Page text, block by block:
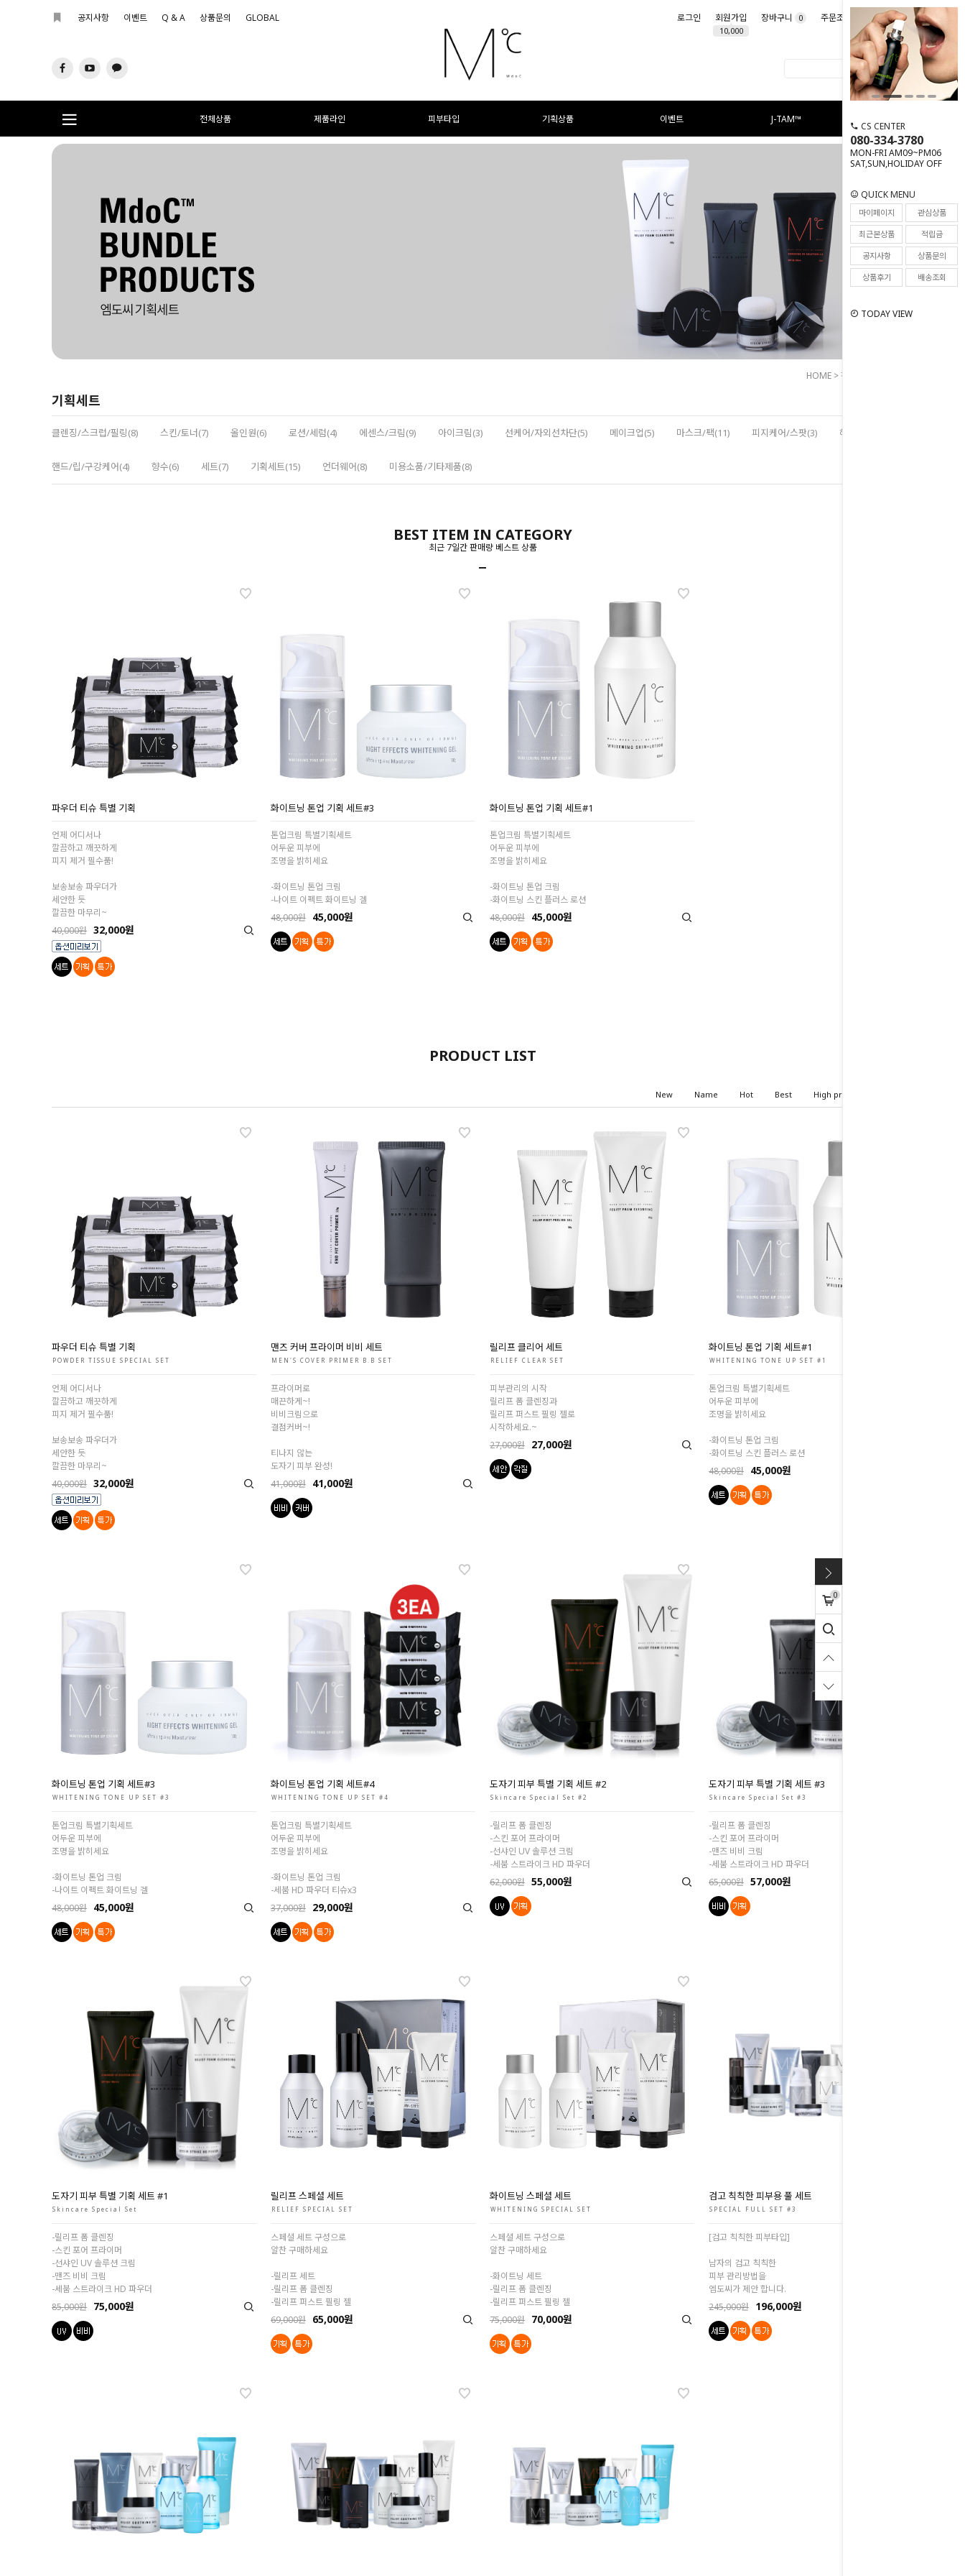
공지사항 이벤트 Q & A 상품문의 GLOBAL 로그인 회원가입
10,000
장바구니 0 주문조회 마이페이지
전체상품 제품라인 피부타입 기획상품 이벤트 J-TAM™
CS CENTER
080-334-3780
MON-FRI AM09~PM06
SAT,SUN,HOLIDAY OFF
QUICK MENU
마이페이지
관심상품
최근본상품
적립금
공지사항
상품문의
상품후기
배송조회
TODAY VIEW
0
HOME > 전체상품
기획세트
클렌징/스크럽/필링(8) 스킨/토너(7) 올인원(6) 로션/세럼(4) 에센스/크림(9) 아이크림(3) 선케어/자외선차단(5) 메이크업(5) 마스크/팩(11) 피지케어/스팟(3) 헤어/바디(8)
핸드/립/구강케어(4) 향수(6) 세트(7) 기획세트(15) 언더웨어(8) 미용소품/기타제품(8)
BEST ITEM IN CATEGORY
최근 7일간 판매량 베스트 상품
파우더 티슈 특별 기획
언제 어디서나
깔끔하고 깨끗하게
피지 제거 필수품!
보송보송 파우더가
세안한 듯
깔끔한 마무리~
40,000원 32,000원
화이트닝 톤업 기획 세트#3
톤업크림 특별기획세트
어두운 피부에
조명을 밝히세요
-화이트닝 톤업 크림
-나이트 이펙트 화이트닝 겔
48,000원 45,000원
화이트닝 톤업 기획 세트#1
톤업크림 특별기획세트
어두운 피부에
조명을 밝히세요
-화이트닝 톤업 크림
-화이트닝 스킨 플러스 로션
48,000원 45,000원
PRODUCT LIST
New Name Hot Best High price
파우더 티슈 특별 기획
POWDER TISSUE SPECIAL SET
언제 어디서나
깔끔하고 깨끗하게
피지 제거 필수품!
보송보송 파우더가
세안한 듯
깔끔한 마무리~
40,000원 32,000원
맨즈 커버 프라이머 비비 세트
MEN'S COVER PRIMER B.B SET
프라이머로
매끈하게~!
비비크림으로
결점커버~!
티나지 않는
도자기 피부 완성!
41,000원 41,000원
릴리프 클리어 세트
RELIEF CLEAR SET
피부관리의 시작
릴리프 폼 클렌징과
릴리프 퍼스트 필링 젤로
시작하세요.~
27,000원 27,000원
화이트닝 톤업 기획 세트#1
WHITENING TONE UP SET #1
톤업크림 특별기획세트
어두운 피부에
조명을 밝히세요
-화이트닝 톤업 크림
-화이트닝 스킨 플러스 로션
48,000원 45,000원
화이트닝 톤업 기획 세트#3
WHITENING TONE UP SET #3
톤업크림 특별기획세트
어두운 피부에
조명을 밝히세요
-화이트닝 톤업 크림
-나이트 이펙트 화이트닝 겔
48,000원 45,000원
화이트닝 톤업 기획 세트#4
WHITENING TONE UP SET #4
톤업크림 특별기획세트
어두운 피부에
조명을 밝히세요
-화이트닝 톤업 크림
-세붐 HD 파우더 티슈x3
37,000원 29,000원
도자기 피부 특별 기획 세트 #2
Skincare Special Set #2
-릴리프 폼 클렌징
-스킨 포어 프라이머
-선샤인 UV 솔루션 크림
-세붐 스트라이크 HD 파우더
62,000원 55,000원
도자기 피부 특별 기획 세트 #3
Skincare Special Set #3
-릴리프 폼 클렌징
-스킨 포어 프라이머
-맨즈 비비 크림
-세붐 스트라이크 HD 파우더
65,000원 57,000원
도자기 피부 특별 기획 세트 #1
Skincare Special Set
-릴리프 폼 클렌징
-스킨 포어 프라이머
-선샤인 UV 솔루션 크림
-맨즈 비비 크림
-세붐 스트라이크 HD 파우더
85,000원 75,000원
릴리프 스페셜 세트
RELIEF SPECIAL SET
스페셜 세트 구성으로
알찬 구매하세요
-릴리프 세트
-릴리프 폼 클렌징
-릴리프 퍼스트 필링 젤
69,000원 65,000원
화이트닝 스페셜 세트
WHITENING SPECIAL SET
스페셜 세트 구성으로
알찬 구매하세요
-화이트닝 세트
-릴리프 폼 클렌징
-릴리프 퍼스트 필링 젤
75,000원 70,000원
검고 칙칙한 피부용 풀 세트
SPECIAL FULL SET #3
[검고 칙칙한 피부타입]
남자의 검고 칙칙한
피부 관리방법을
엠도씨가 제안 합니다.
245,000원 196,000원